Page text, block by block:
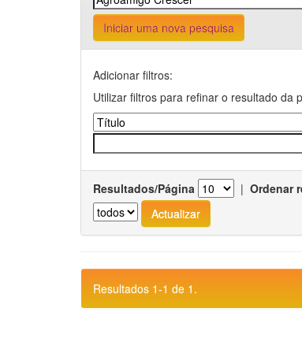
Iniciar uma nova pesquisa
Adicionar filtros:
Utilizar filtros para refinar o resultado da
Resultados/Página | Ordenar
Resultados 1-1 de 1.